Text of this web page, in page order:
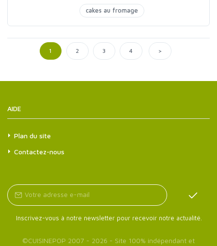
cakes au fromage
1 2 3 4 >
AIDE
Plan du site
Contactez-nous
Inscrivez-vous à notre newsletter pour recevoir notre actualité.
©CUISINEPOP 2007 - 2026 - Site 100% indépendant et